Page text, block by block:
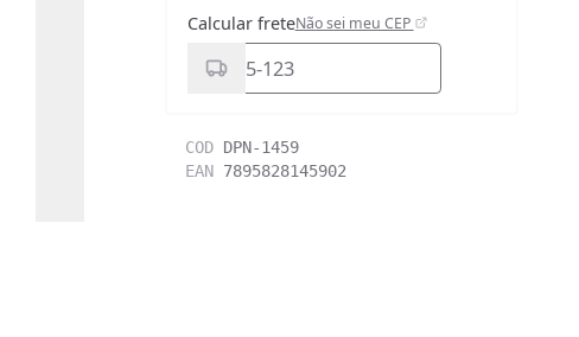
Calcular freteNão sei meu CEP
COD DPN-1459
EAN 7895828145902